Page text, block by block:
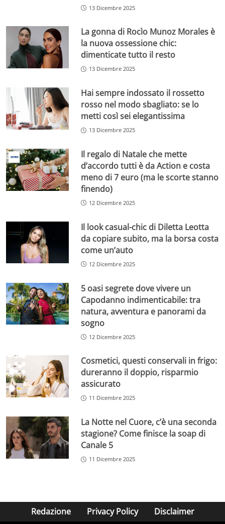
13 Dicembre 2025
La gonna di Rocìo Munoz Morales è
la nuova ossessione chic:
dimenticate tutto il resto
13 Dicembre 2025
Hai sempre indossato il rossetto
rosso nel modo sbagliato: se lo
metti così sei elegantissima
13 Dicembre 2025
Il regalo di Natale che mette
d’accordo tutti è da Action e costa
meno di 7 euro (ma le scorte stanno
finendo)
12 Dicembre 2025
Il look casual-chic di Diletta Leotta
da copiare subito, ma la borsa costa
come un’auto
12 Dicembre 2025
5 oasi segrete dove vivere un
Capodanno indimenticabile: tra
natura, avventura e panorami da
sogno
12 Dicembre 2025
Cosmetici, questi conservali in frigo:
dureranno il doppio, risparmio
assicurato
11 Dicembre 2025
La Notte nel Cuore, c’è una seconda
stagione? Come finisce la soap di
Canale 5
11 Dicembre 2025
Redazione Privacy Policy Disclaimer